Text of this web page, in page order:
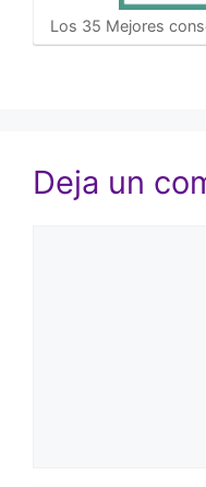
Los 35 Mejores
Deja un